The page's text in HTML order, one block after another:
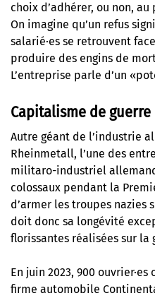
choix d’adhérer, ou non,
On imagine qu’un refus
salarié·es se retrouvent
produire des engins de
L’entreprise parle d’un
Capitalisme de guerre
Autre géant de l’industrie
Rheinmetall, l’une des
militaro-industriel
colossaux pendant la
d’armer les troupes nazies
doit donc sa longévité
florissantes réalisées sur la
En juin 2023, 900
firme automobile